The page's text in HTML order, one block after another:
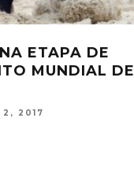
ETAPA DE
MUNDIAL DE
2, 2017